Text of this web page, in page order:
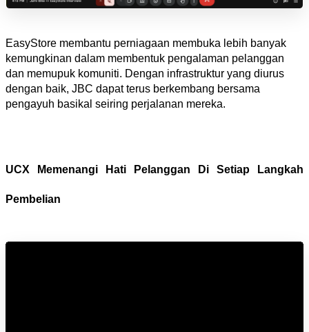
EasyStore membantu perniagaan membuka lebih banyak
kemungkinan dalam membentuk pengalaman pelanggan
dan memupuk komuniti. Dengan infrastruktur yang diurus
dengan baik, JBC dapat terus berkembang bersama
pengayuh basikal seiring perjalanan mereka.
UCX Memenangi Hati Pelanggan Di Setiap Langkah
Pembelian